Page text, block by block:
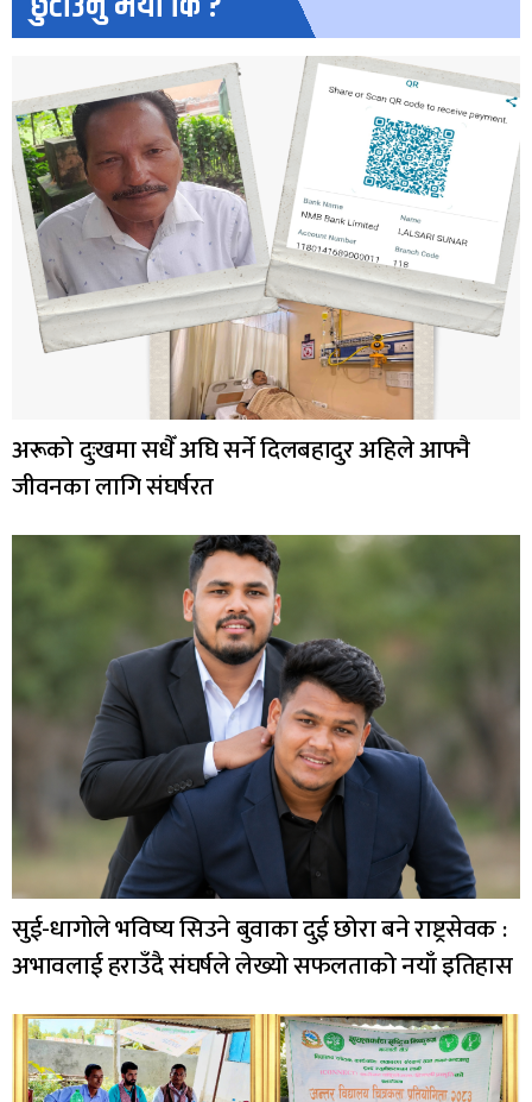
अरूको दुःखमा सधैँ अघि सर्ने दिलबहादुर अहिले आफ्नै
जीवनका लागि संघर्षरत
सुई-धागोले भविष्य सिउने बुवाका दुई छोरा बने राष्ट्रसेवक :
अभावलाई हराउँदै संघर्षले लेख्यो सफलताको नयाँ इतिहास